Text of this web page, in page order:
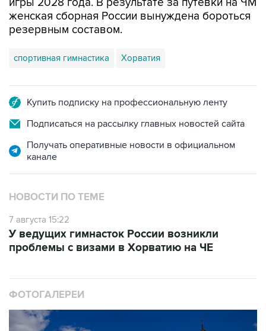
женская сборная России вынуждена бороться
резервным составом.
спортивная гимнастика Хорватия
Купить подписку на профессиональную ленту
Подписаться на рассылку главных новостей сайта
Получать оперативные новости в официальном
канале
НОВОСТИ ПО ТЕМЕ
7 августа 15:22
У ведущих гимнасток России возникли
проблемы с визами в Хорватию на ЧЕ
ФОТОГАЛЕРЕИ